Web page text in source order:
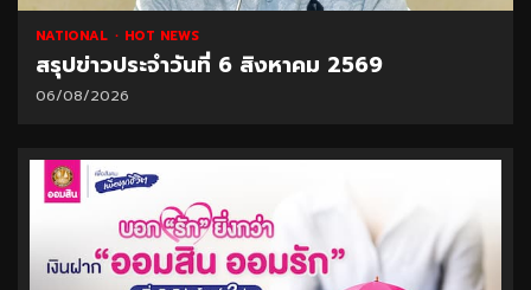
NATIONAL HOT NEWS
สรุปข่าวประจำวันที่ 6 สิงหาคม 2569
06/08/2026